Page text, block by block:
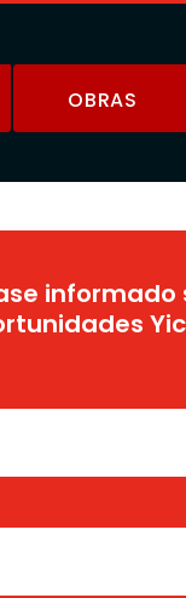
OBRAS
informado